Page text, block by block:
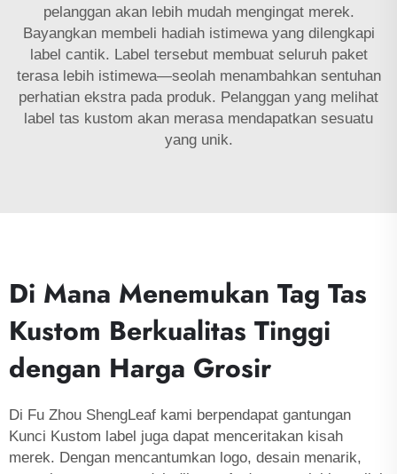
pelanggan akan lebih mudah mengingat merek.
Bayangkan membeli hadiah istimewa yang dilengkapi
label cantik. Label tersebut membuat seluruh paket
terasa lebih istimewa—seolah menambahkan sentuhan
perhatian ekstra pada produk. Pelanggan yang melihat
label tas kustom akan merasa mendapatkan sesuatu
yang unik.
Di Mana Menemukan Tag Tas
Kustom Berkualitas Tinggi
dengan Harga Grosir
Di Fu Zhou ShengLeaf kami berpendapat gantungan
Kunci Kustom label juga dapat menceritakan kisah
merek. Dengan mencantumkan logo, desain menarik,